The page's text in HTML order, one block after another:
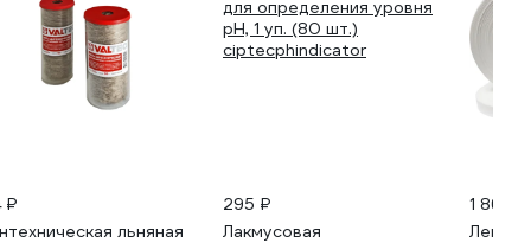
₽
льняная
295 ₽
Лакмусовая
1 868 ₽